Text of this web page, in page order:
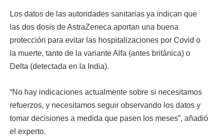
Los datos de las autoridades sanitarias ya indican que
las dos dosis de AstraZeneca aportan una buena
protección para evitar las hospitalizaciones por Covid o
la muerte, tanto de la variante Alfa (antes británica) o
Delta (detectada en la India).
“No hay indicaciones actualmente sobre si necesitamos
refuerzos, y necesitamos seguir observando los datos y
tomar decisiones a medida que pasen los meses”, añadió
el experto.